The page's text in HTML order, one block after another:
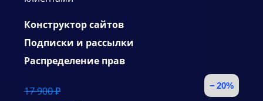
Конструктор сайтов
Подписки и рассылки
Распределение прав
17 900 ₽ − 20%